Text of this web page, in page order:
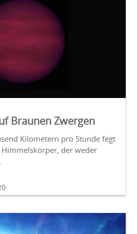
Braunen Zwergen
Kilometern pro Stunde fegt
der weder